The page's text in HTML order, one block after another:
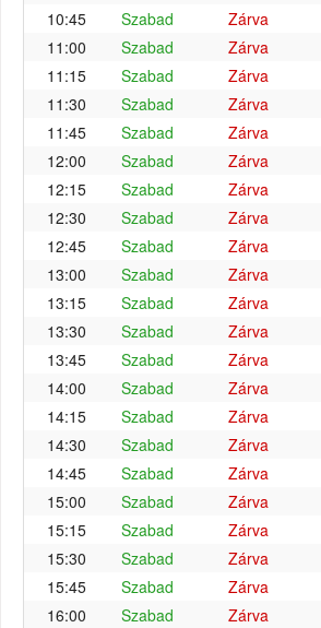
10:45
Szabad Zárva
11:00
Szabad Zárva
11:15
Szabad Zárva
11:30
Szabad Zárva
11:45
Szabad Zárva
12:00
Szabad Zárva
12:15
Szabad Zárva
12:30
Szabad Zárva
12:45
Szabad Zárva
13:00
Szabad Zárva
13:15
Szabad Zárva
13:30
Szabad Zárva
13:45
Szabad Zárva
14:00
Szabad Zárva
14:15
Szabad Zárva
14:30
Szabad Zárva
14:45
Szabad Zárva
15:00
Szabad Zárva
15:15
Szabad Zárva
15:30
Szabad Zárva
15:45
Szabad Zárva
16:00
Szabad Zárva